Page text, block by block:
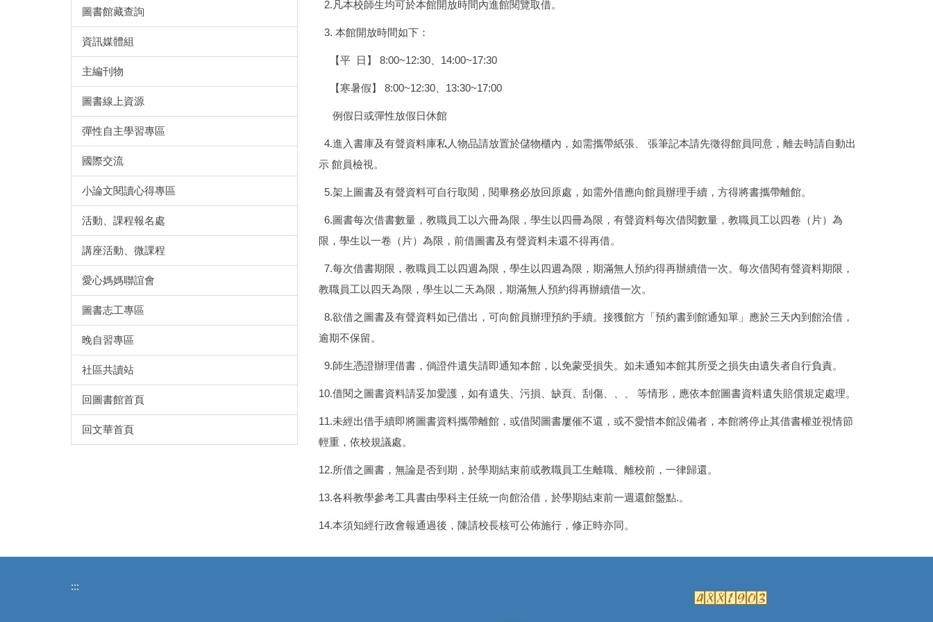
圖書館藏查詢
資訊媒體組
主編刊物
圖書線上資源
彈性自主學習專區
國際交流
小論文閱讀心得專區
活動、課程報名處
講座活動、微課程
愛心媽媽聯誼會
圖書志工專區
晚自習專區
社區共讀站
回圖書館首頁
回文華首頁
2.凡本校師生均可於本館開放時間內進館閱覽取借。
3. 本館開放時間如下：
【平 日】 8:00~12:30、14:00~17:30
【寒暑假】 8:00~12:30、13:30~17:00
例假日或彈性放假日休館
4.進入書庫及有聲資料庫私人物品請放置於儲物櫃內，如需攜帶紙張、 張筆記本請先徵得館員同意，離去時請自動出
示 館員檢視。
5.架上圖書及有聲資料可自行取閱，閱畢務必放回原處，如需外借應向館員辦理手續，方得將書攜帶離館。
6.圖書每次借書數量，教職員工以六冊為限，學生以四冊為限，有聲資料每次借閱數量，教職員工以四卷（片）為
限，學生以一卷（片）為限，前借圖書及有聲資料未還不得再借。
7.每次借書期限，教職員工以四週為限，學生以四週為限，期滿無人預約得再辦續借一次。每次借閱有聲資料期限，
教職員工以四天為限，學生以二天為限，期滿無人預約得再辦續借一次。
8.欲借之圖書及有聲資料如已借出，可向館員辦理預約手續。接獲館方「預約書到館通知單」應於三天內到館洽借，
逾期不保留。
9.師生憑證辦理借書，倘證件遺失請即通知本館，以免蒙受損失。如未通知本館其所受之損失由遺失者自行負責。
10.借閱之圖書資料請妥加愛護，如有遺失、污損、缺頁、刮傷、、、 等情形，應依本館圖書資料遺失賠償規定處理。
11.未經出借手續即將圖書資料攜帶離館，或借閱圖書屢催不還，或不愛惜本館設備者，本館將停止其借書權並視情節
輕重，依校規議處。
12.所借之圖書，無論是否到期，於學期結束前或教職員工生離職、離校前，一律歸還。
13.各科教學參考工具書由學科主任統一向館洽借，於學期結束前一週還館盤點.。
14.本須知經行政會報通過後，陳請校長核可公佈施行，修正時亦同。
:::